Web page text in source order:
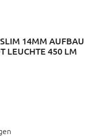
14MM AUFBAU
LEUCHTE 450 LM